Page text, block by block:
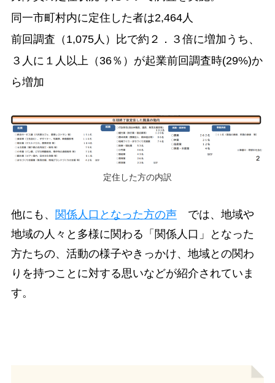
同一市町村内に定住した者は2,464人
前回調査（1,075人）比で約２．３倍に増加うち、
３人に１人以上（36％）が起業前回調査時(29%)か
ら増加
定住した方の内訳
他にも、 関係人口となった方の声では、地域や
地域の人々と多様に関わる「関係人口」となった
方たちの、活動の様子やきっかけ、地域との関わ
りを持つことに対する思いなどが紹介されていま
す。